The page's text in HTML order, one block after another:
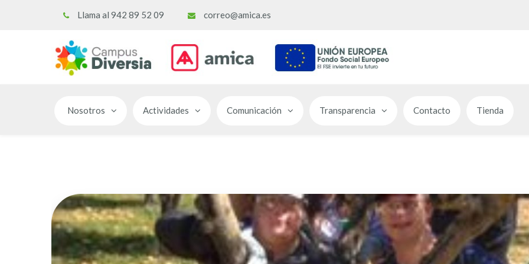
Llama al 942 89 52 09 correo@amica.es
Nosotros Actividades Comunicación Transparencia Contacto Tienda